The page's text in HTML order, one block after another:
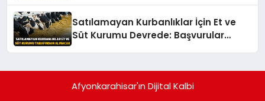
Satılamayan Kurbanlıklar İçin Et ve
Süt Kurumu Devrede: Başvurular
Afyonkarahisar'ın Dijital Kalbi